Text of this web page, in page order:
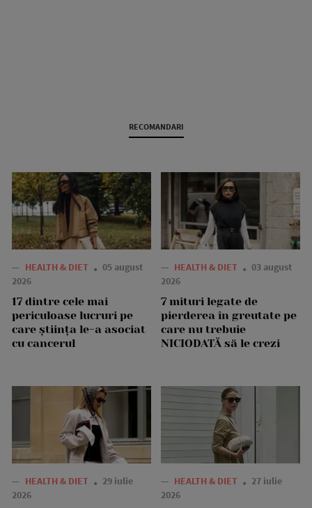
RECOMANDARI
— HEALTH & DIET
05 august
2026
17 dintre cele mai
periculoase lucruri pe
care știința le-a asociat
cu cancerul
— HEALTH & DIET
03 august
2026
7 mituri legate de
pierderea în greutate pe
care nu trebuie
NICIODATĂ să le crezi
— HEALTH & DIET
29 iulie
2026
— HEALTH & DIET
27 iulie
2026